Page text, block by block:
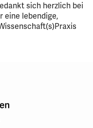
sich herzlich bei
eine lebendige,